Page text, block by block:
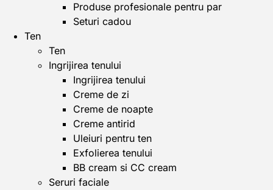
Produse profesionale pentru par
Seturi cadou
Ten
Ten
Ingrijirea tenului
Ingrijirea tenului
Creme de zi
Creme de noapte
Creme antirid
Uleiuri pentru ten
Exfolierea tenului
BB cream si CC cream
Seruri faciale